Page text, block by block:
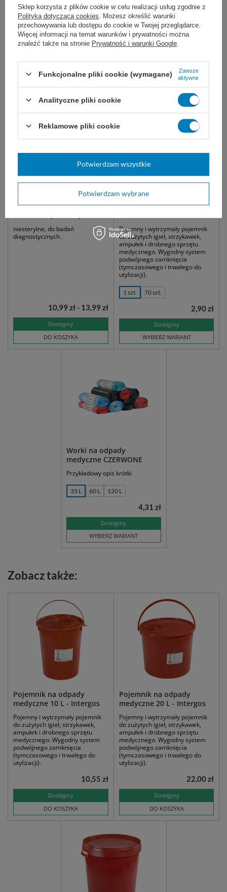
Marka
Intergos
Kolor
Czerwony
Kształt
Okrągły
Proponujemy również:
easyCARE rękawice
nitrylowe bezpudrowe
niesterylne, do badań
diagnostycznych.
Dostępny
DO KOSZYKA
10,99 zł - 13,99 zł
Pojemnik na odpady
medyczne 2,0 L - Intergos
Pojemny i wytrzymały pojemnik
do zużytych igieł, strzykawek,
ampułek i drobnego sprzętu
medycznego. Wygodny system
podwójnego zamknięcia
(tymczasowego i trwałego do
utylizacji).
1 szt. 70 szt.
Dostępny
WYBIERZ WARIANT
2,90 zł
Worki na odpady
medyczne CZERWONE
Przykładowy opis krótki
35 L 60 L 120 L
Dostępny
WYBIERZ WARIANT
4,31 zł
Zobacz także:
Pojemnik na odpady
medyczne 10 L - Intergos
Pojemny i wytrzymały pojemnik
do zużytych igieł, strzykawek,
ampułek i drobnego sprzętu
medycznego. Wygodny system
podwójnego zamknięcia
(tymczasowego i trwałego do
utylizacji).
Dostępny
DO KOSZYKA
10,55 zł
Pojemnik na odpady
medyczne 20 L - Intergos
Pojemny i wytrzymały pojemnik
do zużytych igieł, strzykawek,
ampułek i drobnego sprzętu
medycznego. Wygodny system
podwójnego zamknięcia
(tymczasowego i trwałego do
utylizacji).
Dostępny
DO KOSZYKA
22,00 zł
Sklep korzysta z plików cookie w celu realizacji usług zgodnie z
Polityką dotyczącą cookies . Możesz określić warunki
przechowywania lub dostępu do cookie w Twojej przeglądarce.
Więcej informacji na temat warunków i prywatności można
znaleźć także na stronie Prywatność i warunki Google
Funkcjonalne pliki cookie (wymagane)
Zawsze
aktywne
Analityczne pliki cookie
Reklamowe pliki cookie
Potwierdzam wybrane
Potwierdzam wszystkie